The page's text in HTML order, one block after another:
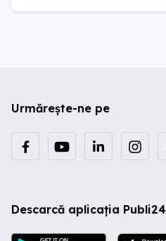
Urmărește-ne pe
Descarcă aplicația Publi24